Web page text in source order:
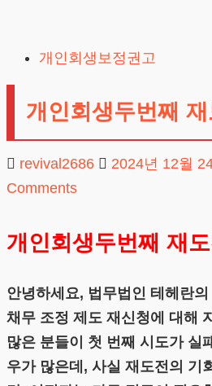
content
개인회생보정권고
개인회생두번째
revival2686 2024년 12월
Comments
개인회생두번째 재
안녕하세요, 법무법인 테헤란
채무 조정 제도 재신청에 대해
많은 분들이 첫 번째 시도가 실
우가 많은데, 사실 재도전의 기